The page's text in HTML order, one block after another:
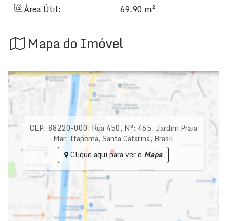
Área Útil:
69.90 m²
Mapa do Imóvel
CEP: 88220-000, Rua 450, N°: 465, Jardim Praia
Mar, Itapema,Santa Catarina, Brasil
Clique aqui para ver o Mapa